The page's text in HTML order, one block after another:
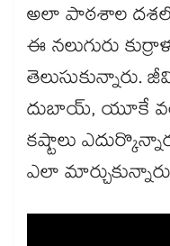
అలా పాఠశాల దశలో
ఈ నలుగురు
దుబాయ్‌, యూకే
కష్టాలు
ఎలా